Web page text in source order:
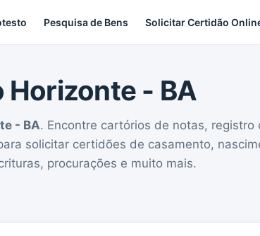
Pesquisa de Bens Solicitar Certidão
Horizonte - BA
- BA. Encontre cartórios de notas,
solicitar certidões de casamento,
procurações e muito mais.